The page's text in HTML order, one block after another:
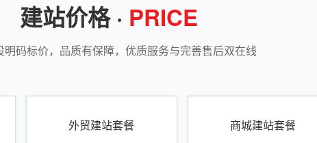
建站价格 · PRICE
明码标价，品质有保障，优质服务与完善售后双在线
外贸建站套餐 商城建站套餐